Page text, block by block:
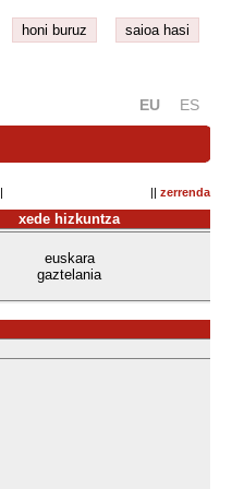
honi buruz saioa hasi
EU ES
| || zerrenda
xede hizkuntza
euskara
gaztelania